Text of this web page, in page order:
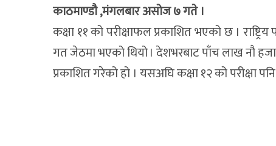
काठमाण्डौ ,मंगलबार असोज ७ गते ।
कक्षा ११ को परीक्षाफल प्रकाशित भएको छ ।
गत जेठमा भएको थियो । देशभरबाट पाँच लाख नौ हजार
प्रकाशित गरेको हो । यसअघि कक्षा १२ को परीक्षा